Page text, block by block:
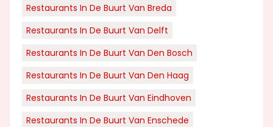
Restaurants In De Buurt Van Breda
Restaurants In De Buurt Van Delft
Restaurants In De Buurt Van Den Bosch
Restaurants In De Buurt Van Den Haag
Restaurants In De Buurt Van Eindhoven
Restaurants In De Buurt Van Enschede